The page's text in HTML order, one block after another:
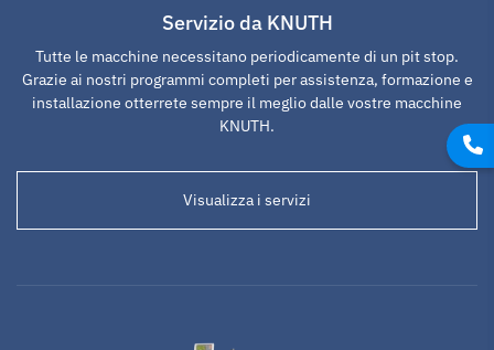
Servizio da KNUTH
Tutte le macchine necessitano periodicamente di un pit stop.
Grazie ai nostri programmi completi per assistenza, formazione e
installazione otterrete sempre il meglio dalle vostre macchine
KNUTH.
Visualizza i servizi